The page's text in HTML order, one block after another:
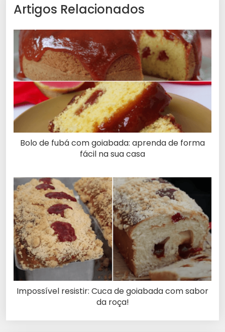
Artigos Relacionados
Bolo de fubá com goiabada: aprenda de forma
fácil na sua casa
Impossível resistir: Cuca de goiabada com sabor
da roça!